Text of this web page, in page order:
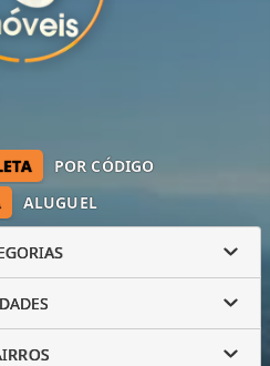
ALUGUEL
POR CÓDIGO